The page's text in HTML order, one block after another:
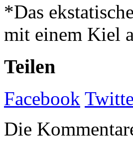
*Das
mit einem Kiel
Teilen
Facebook
Die